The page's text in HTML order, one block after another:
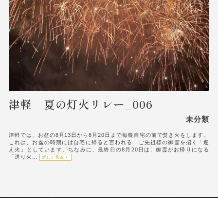
津軽 夏の灯火リレー_006
未分類
津軽では、お盆の8月13日から8月20日まで毎晩自宅の前で焚き火をします。
これは、お盆の時期には自宅に帰ると言われる ご先祖様の御霊を招く「迎
え火」としています。ちなみに、最終日の8月20日は、御霊がお帰りになる
「送り火…
詳しく見る